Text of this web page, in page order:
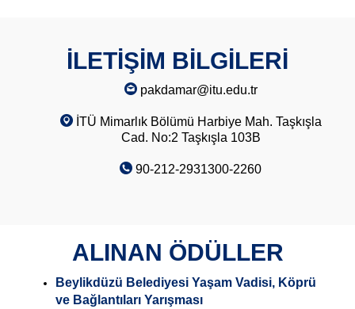
İLETİŞİM BİLGİLERİ
pakdamar@itu.edu.tr
İTÜ Mimarlık Bölümü Harbiye Mah. Taşkışla
Cad. No:2 Taşkışla 103B
90-212-2931300-2260
ALINAN ÖDÜLLER
Beylikdüzü Belediyesi Yaşam Vadisi, Köprü
ve Bağlantıları Yarışması